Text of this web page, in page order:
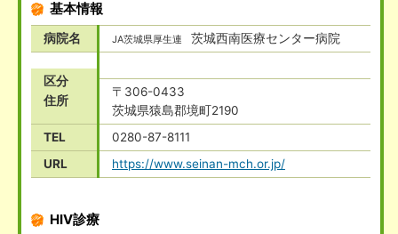
基本情報
病院名 JA茨城県厚生連 茨城西南医療センター病院
区分
住所
〒306-0433
茨城県猿島郡境町2190
TEL
0280-87-8111
URL
https://www.seinan-mch.or.jp/
HIV診療